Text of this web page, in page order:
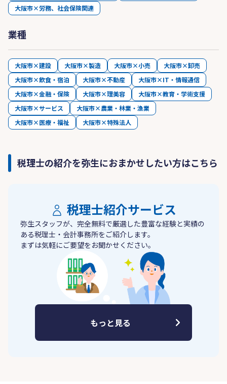
大阪市×労務、社会保険関連
業種
大阪市×建設 大阪市×製造 大阪市×小売
大阪市×卸売
大阪市×飲食・宿泊
大阪市×不動産
大阪市×IT・情報通信
大阪市×金融・保険
大阪市×理美容
大阪市×教育・学術支援
大阪市×サービス
大阪市×農業・林業・漁業
大阪市×医療・福祉
大阪市×特殊法人
税理士の紹介を弥生におまかせしたい方はこちら
税理士紹介サービス
弥生スタッフが、完全無料で厳選した豊富な経験と実績の
ある税理士・会計事務所をご紹介します。
まずは気軽にご要望をお聞かせください。
もっと見る